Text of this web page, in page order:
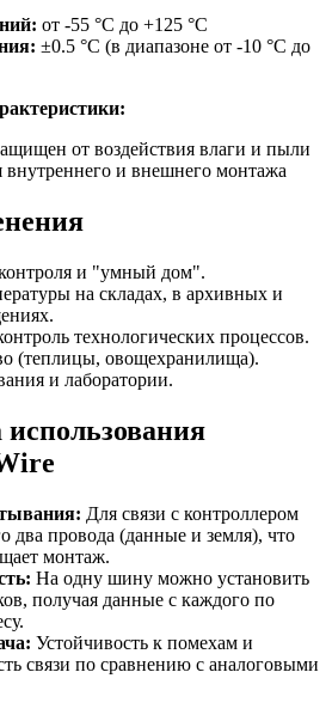
от -55 °C до +125 °C
±0.5 °C (в диапазоне от -10 °C до
от воздействия влаги и пыли
внутреннего и внешнего монтажа
и "умный дом".
на складах, в архивных и
технологических процессов.
(теплицы, овощехранилища).
и лаборатории.
Для связи с контроллером
два провода (данные и земля), что
монтаж.
На одну шину можно установить
получая данные с каждого по
Устойчивость к помехам и
связи по сравнению с аналоговыми